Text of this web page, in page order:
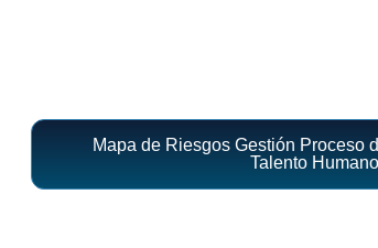
Mapa de Riesgos Gestión Proceso
Talento